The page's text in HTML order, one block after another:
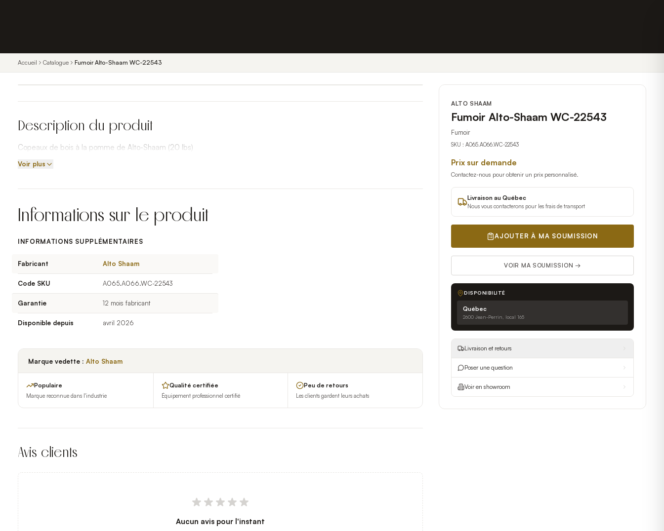
Accueil Catalogue Fumoir Alto-Shaam WC-22543
Description du produit
Copeaux de bois à la pomme de Alto-Shaam (20 lbs)
Voir plus
Informations sur le produit
INFORMATIONS SUPPLÉMENTAIRES
Fabricant Alto Shaam
Code SKU A065.A066.WC-22543
Garantie 12 mois fabricant
Disponible depuis avril 2026
Marque vedette : Alto Shaam
Populaire
Marque reconnue dans l'industrie
Qualité certifiée
Équipement professionnel certifié
Peu de retours
Les clients gardent leurs achats
Avis clients
Aucun avis pour l'instant
ALTO SHAAM
Fumoir Alto-Shaam WC-22543
Fumoir
SKU : A065.A066.WC-22543
Prix sur demande
Contactez-nous pour obtenir un prix personnalisé.
Livraison au Québec
Nous vous contacterons pour les frais de transport
AJOUTER À MA SOUMISSION
VOIR MA SOUMISSION →
DISPONIBILITÉ
Québec
2600 Jean-Perrin, local 165
Livraison et retours
Poser une question
Voir en showroom